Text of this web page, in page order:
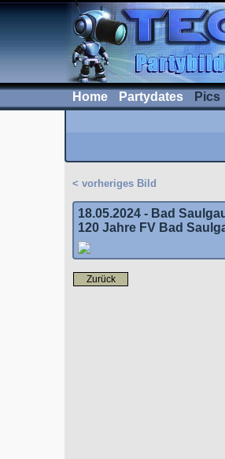
Home Partydates Pics
< vorheriges Bild
18.05.2024 - Bad
120 Jahre FV Bad